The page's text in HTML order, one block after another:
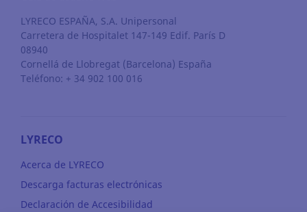
LYRECO ESPAÑA, S.A. Unipersonal
Carretera de Hospitalet 147-149 Edif. París D
08940
Cornellá de Llobregat (Barcelona) España
Teléfono: + 34 902 100 016
LYRECO
Acerca de LYRECO
Descarga facturas electrónicas
Declaración de Accesibilidad